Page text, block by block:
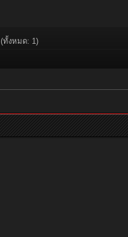
(ทั้งหมด: 1)